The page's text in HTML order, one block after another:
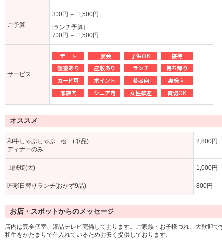
ご予算
300円 ～ 1,500円
[ランチ予算]
700円 ～ 1,500円
サービス
オススメ
和牛しゃぶしゃぶ 松 (単品)
ディナーのみ
2,800円
山賊焼(大) 1,000円
匠彩日替りランチ(おかず9品) 800円
お店・スポットからのメッセージ
店内は完全個室、液晶テレビ完備しております。ご家族・お子様づれ、大歓迎で
和牛をかたまりで仕入れているためお安く提供しております。